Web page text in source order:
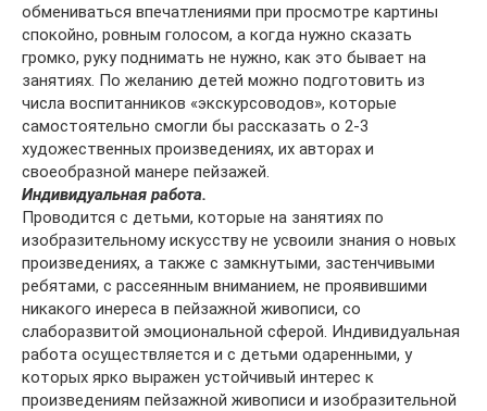
обмениваться впечатлениями при просмотре картины
спокойно, ровным голосом, а когда нужно сказать
громко, руку поднимать не нужно, как это бывает на
занятиях. По желанию детей можно подготовить из
числа воспитанников «экскурсоводов», которые
самостоятельно смогли бы рассказать о 2-3
художественных произведениях, их авторах и
своеобразной манере пейзажей.
Индивидуальная работа.
Проводится с детьми, которые на занятиях по
изобразительному искусству не усвоили знания о новых
произведениях, а также с замкнутыми, застенчивыми
ребятами, с рассеянным вниманием, не проявившими
никакого инереса в пейзажной живописи, со
слаборазвитой эмоциональной сферой. Индивидуальная
работа осуществляется и с детьми одаренными, у
которых ярко выражен устойчивый интерес к
произведениям пейзажной живописи и изобразительной